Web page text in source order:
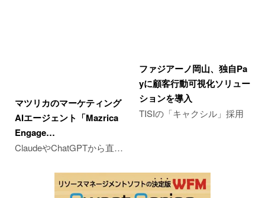
マツリカのマーケティング
AIエージェント「Mazrica
Engage…
ClaudeやChatGPTから直…
ファジアーノ岡山、独自Pa
yに顧客行動可視化ソリュー
ションを導入
TISIの「キャクシル」採用